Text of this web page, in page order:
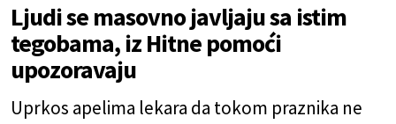
Ljudi se masovno javljaju sa istim
tegobama, iz Hitne pomoći
upozoravaju
Uprkos apelima lekara da tokom praznika ne